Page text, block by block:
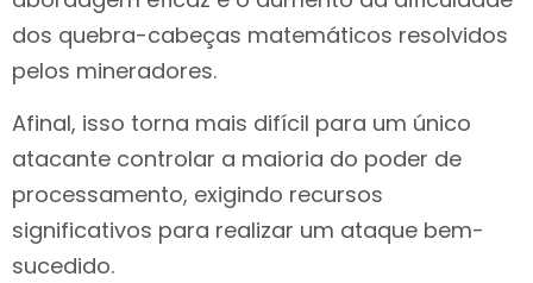
dos quebra-cabeças matemáticos resolvidos
pelos mineradores.
Afinal, isso torna mais difícil para um único
atacante controlar a maioria do poder de
processamento, exigindo recursos
significativos para realizar um ataque bem-
sucedido.